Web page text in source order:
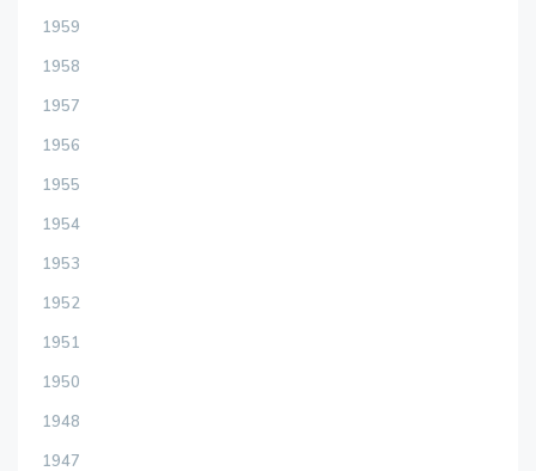
1959
1958
1957
1956
1955
1954
1953
1952
1951
1950
1948
1947